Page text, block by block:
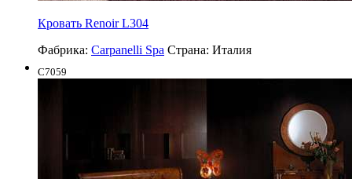
Кровать Renoir L304
Фабрика: Carpanelli Spa Страна: Италия
C7059